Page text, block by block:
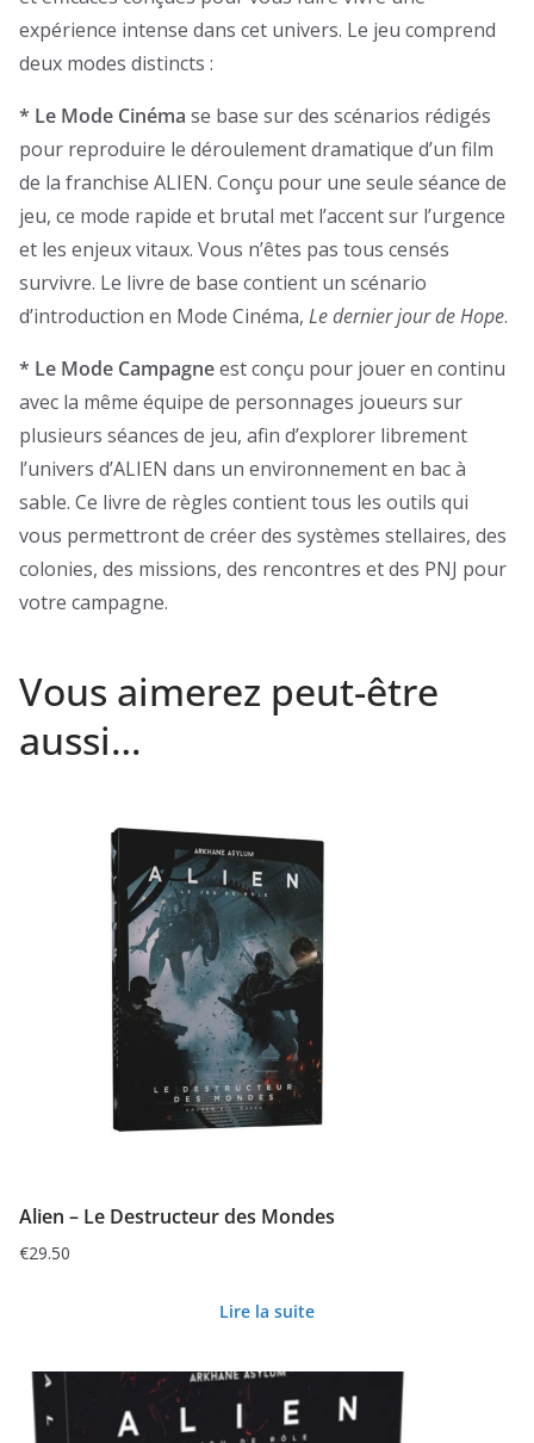
expérience intense dans cet univers. Le jeu comprend
deux modes distincts :
* Le Mode Cinéma se base sur des scénarios rédigés
pour reproduire le déroulement dramatique d’un film
de la franchise ALIEN. Conçu pour une seule séance de
jeu, ce mode rapide et brutal met l’accent sur l’urgence
et les enjeux vitaux. Vous n’êtes pas tous censés
survivre. Le livre de base contient un scénario
d’introduction en Mode Cinéma, Le dernier jour de Hope.
* Le Mode Campagneest conçu pour jouer en continu
avec la même équipe de personnages joueurs sur
plusieurs séances de jeu, afin d’explorer librement
l’univers d’ALIEN dans un environnement en bac à
sable. Ce livre de règles contient tous les outils qui
vous permettront de créer des systèmes stellaires, des
colonies, des missions, des rencontres et des PNJ pour
votre campagne.
Vous aimerez peut-être
aussi…
Alien – Le Destructeur des Mondes
€29.50
Lire la suite